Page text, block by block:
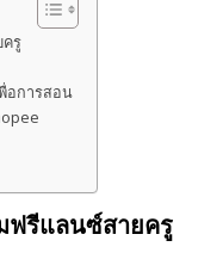
ครู
อการสอน
ฟรีแลนซ์สายครู